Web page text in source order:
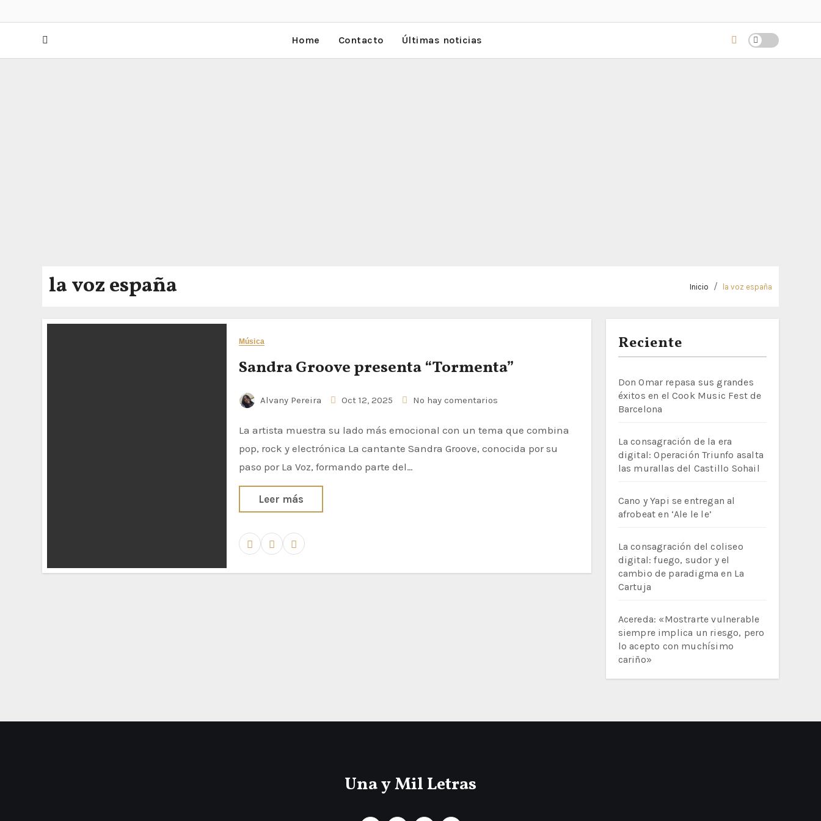
Home Contacto Últimas noticias
la voz españa Inicio la voz españa
Música
Sandra Groove presenta “Tormenta”
Alvany Pereira Oct 12, 2025 No hay comentarios
La artista muestra su lado más emocional con un tema que combina
pop, rock y electrónica La cantante Sandra Groove, conocida por su
paso por La Voz, formando parte del…
Leer más
Reciente
Don Omar repasa sus grandes
éxitos en el Cook Music Fest de
Barcelona
La consagración de la era
digital: Operación Triunfo asalta
las murallas del Castillo Sohail
Cano y Yapi se entregan al
afrobeat en ‘Ale le le’
La consagración del coliseo
digital: fuego, sudor y el
cambio de paradigma en La
Cartuja
Acereda: «Mostrarte vulnerable
siempre implica un riesgo, pero
lo acepto con muchísimo
cariño»
Una y Mil Letras